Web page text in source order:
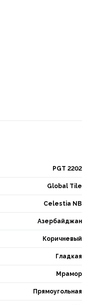
PGT 2202
Global Tile
Celestia NB
Азербайджан
Коричневый
Гладкая
Мрамор
Прямоугольная